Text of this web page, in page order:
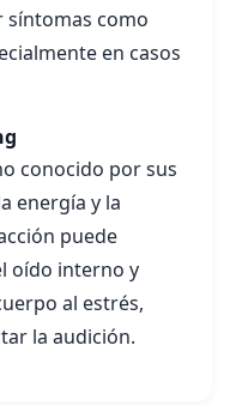
síntomas como
en casos
conocido por sus
energía y la
puede
oído interno y
al estrés,
la audición.